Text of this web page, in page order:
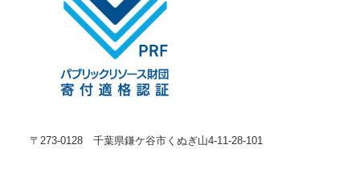
〒273-0128 千葉県鎌ケ谷市くぬぎ山4-11-28-101